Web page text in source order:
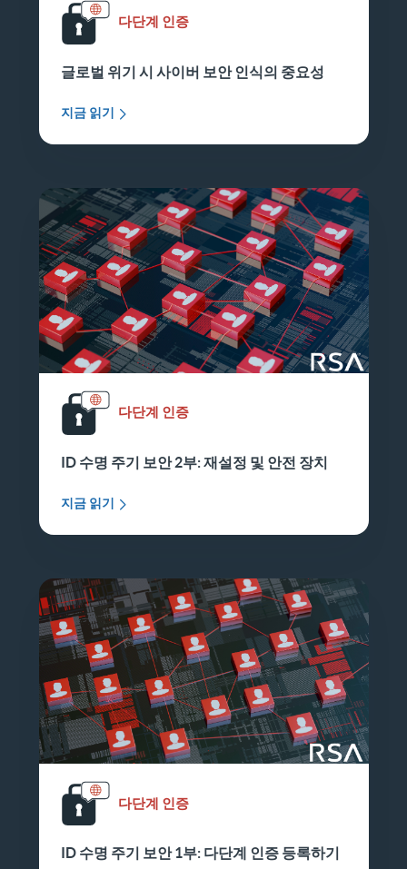
다단계 인증
글로벌 위기 시 사이버 보안 인식의 중요성
지금 읽기
다단계 인증
ID 수명 주기 보안 2부: 재설정 및 안전 장치
지금 읽기
다단계 인증
ID 수명 주기 보안 1부: 다단계 인증 등록하기